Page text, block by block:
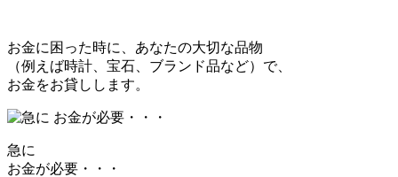
お金に困った時に、あなたの大切な品物
（例えば時計、宝石、ブランド品など）で、
お金をお貸しします。
急に
お金が必要・・・